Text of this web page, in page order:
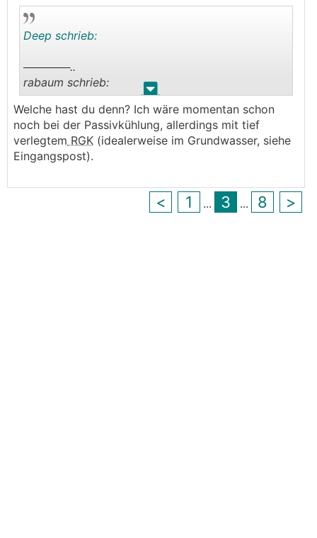
Gehe schon davon aus, dass es signifikant
ineffizienter wird.
. .
Deep schrieb:
──────..
rabaum schrieb:
An einem typischen Sommertag mache ich in
Summe 2-2,5 h Warmwasser bei 30 Hz. Würde
man das halbieren, naja dann läuft die Kühlung
23 statt nur 22 Stunden. Ob das in einen
Welche hast du denn? Ich wäre momentan schon
noch bei der Passivkühlung, allerdings mit tief
verlegtem RGK (idealerweise im Grundwasser, siehe
Eingangspost).
< 1 ... 3 ... 8 >